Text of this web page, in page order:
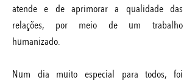
atende e de aprimorar a qualidade das
relações, por meio de um trabalho
humanizado.
Num dia muito especial para todos, foi